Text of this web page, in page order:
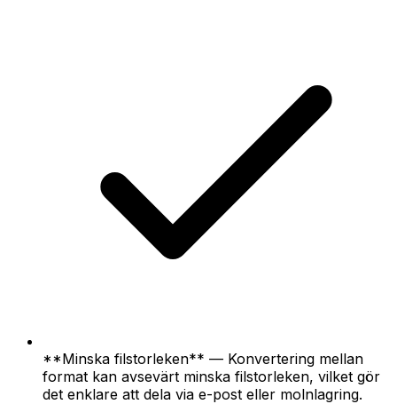
**Minska filstorleken** — Konvertering mellan
format kan avsevärt minska filstorleken, vilket gör
det enklare att dela via e-post eller molnlagring.